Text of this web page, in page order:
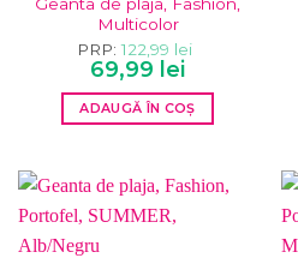
Geanta de plaja, Fashion,
Multicolor
PRP: 122,99 lei
Prețul
inițial
a
fost:
122,99 lei.
69,99 leiPrețul
curent
este:
69,99 lei.
ADAUGĂ ÎN COȘ